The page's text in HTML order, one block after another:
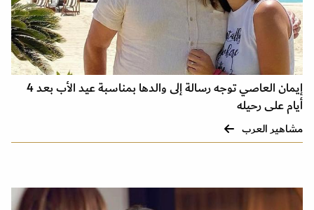
إيمان العاصي توجه رسالة إلى والدها بمناسبة عيد الأب بعد 4
أيام على رحيله
مشاهير العرب